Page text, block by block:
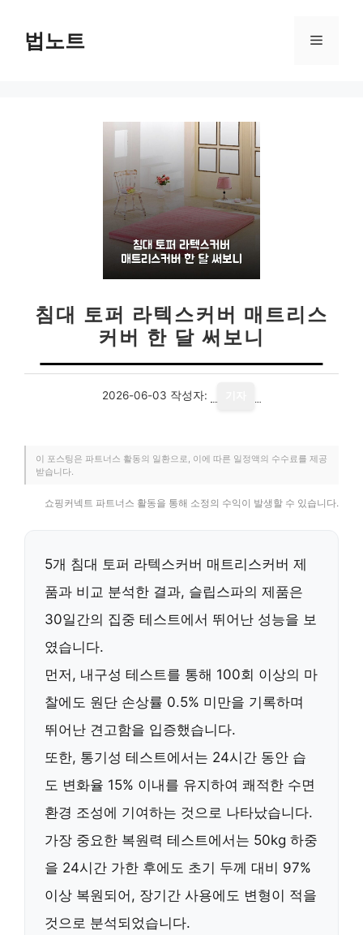
법노트 메
침대 토퍼 라텍스커버 매트리스
커버 한 달 써보니
2026-06-03 작성자:
이 포스팅은 파트너스 활동의 일환으로, 이에 따른 일정액의 수수료를 제공
받습니다.
쇼핑커넥트 파트너스 활동을 통해 소정의 수익이 발생할 수 있습니다.
5개 침대 토퍼 라텍스커버 매트리스커버 제
품과 비교 분석한 결과, 슬립스파의 제품은
30일간의 집중 테스트에서 뛰어난 성능을 보
였습니다.
먼저, 내구성 테스트를 통해 100회 이상의 마
찰에도 원단 손상률 0.5% 미만을 기록하며
뛰어난 견고함을 입증했습니다.
또한, 통기성 테스트에서는 24시간 동안 습
도 변화율 15% 이내를 유지하여 쾌적한 수면
환경 조성에 기여하는 것으로 나타났습니다.
가장 중요한 복원력 테스트에서는 50kg 하중
을 24시간 가한 후에도 초기 두께 대비 97%
이상 복원되어, 장기간 사용에도 변형이 적을
것으로 분석되었습니다.